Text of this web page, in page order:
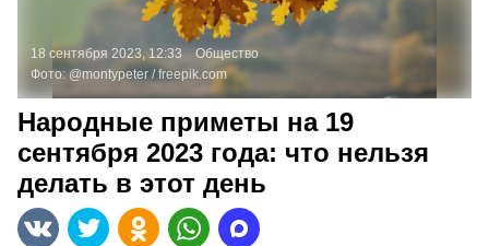
18 сентября 2023, 12:33
Общество
Фото:@montypeter /freepik.com
Народные приметы на 19
сентября 2023 года: что нельзя
делать в этот день